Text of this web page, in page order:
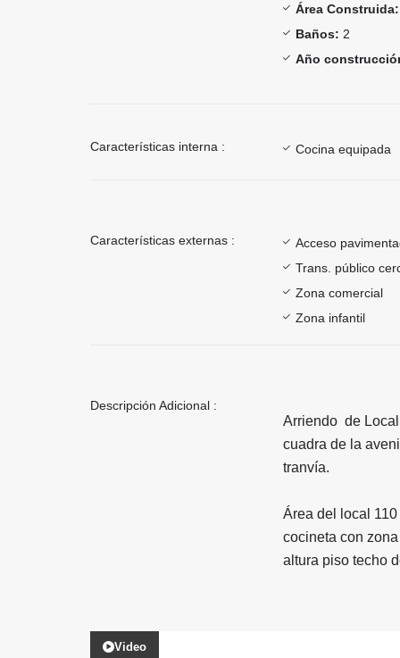
Área Construida:
Baños: 2
Año
Características interna : Cocina equipada
Características externas :
Acceso
Trans. público
Zona comercial
Zona infantil
Descripción Adicional :
Arriendo de Local
cuadra de la
tranvía.
Área del local
cocineta con
altura piso techo
Video